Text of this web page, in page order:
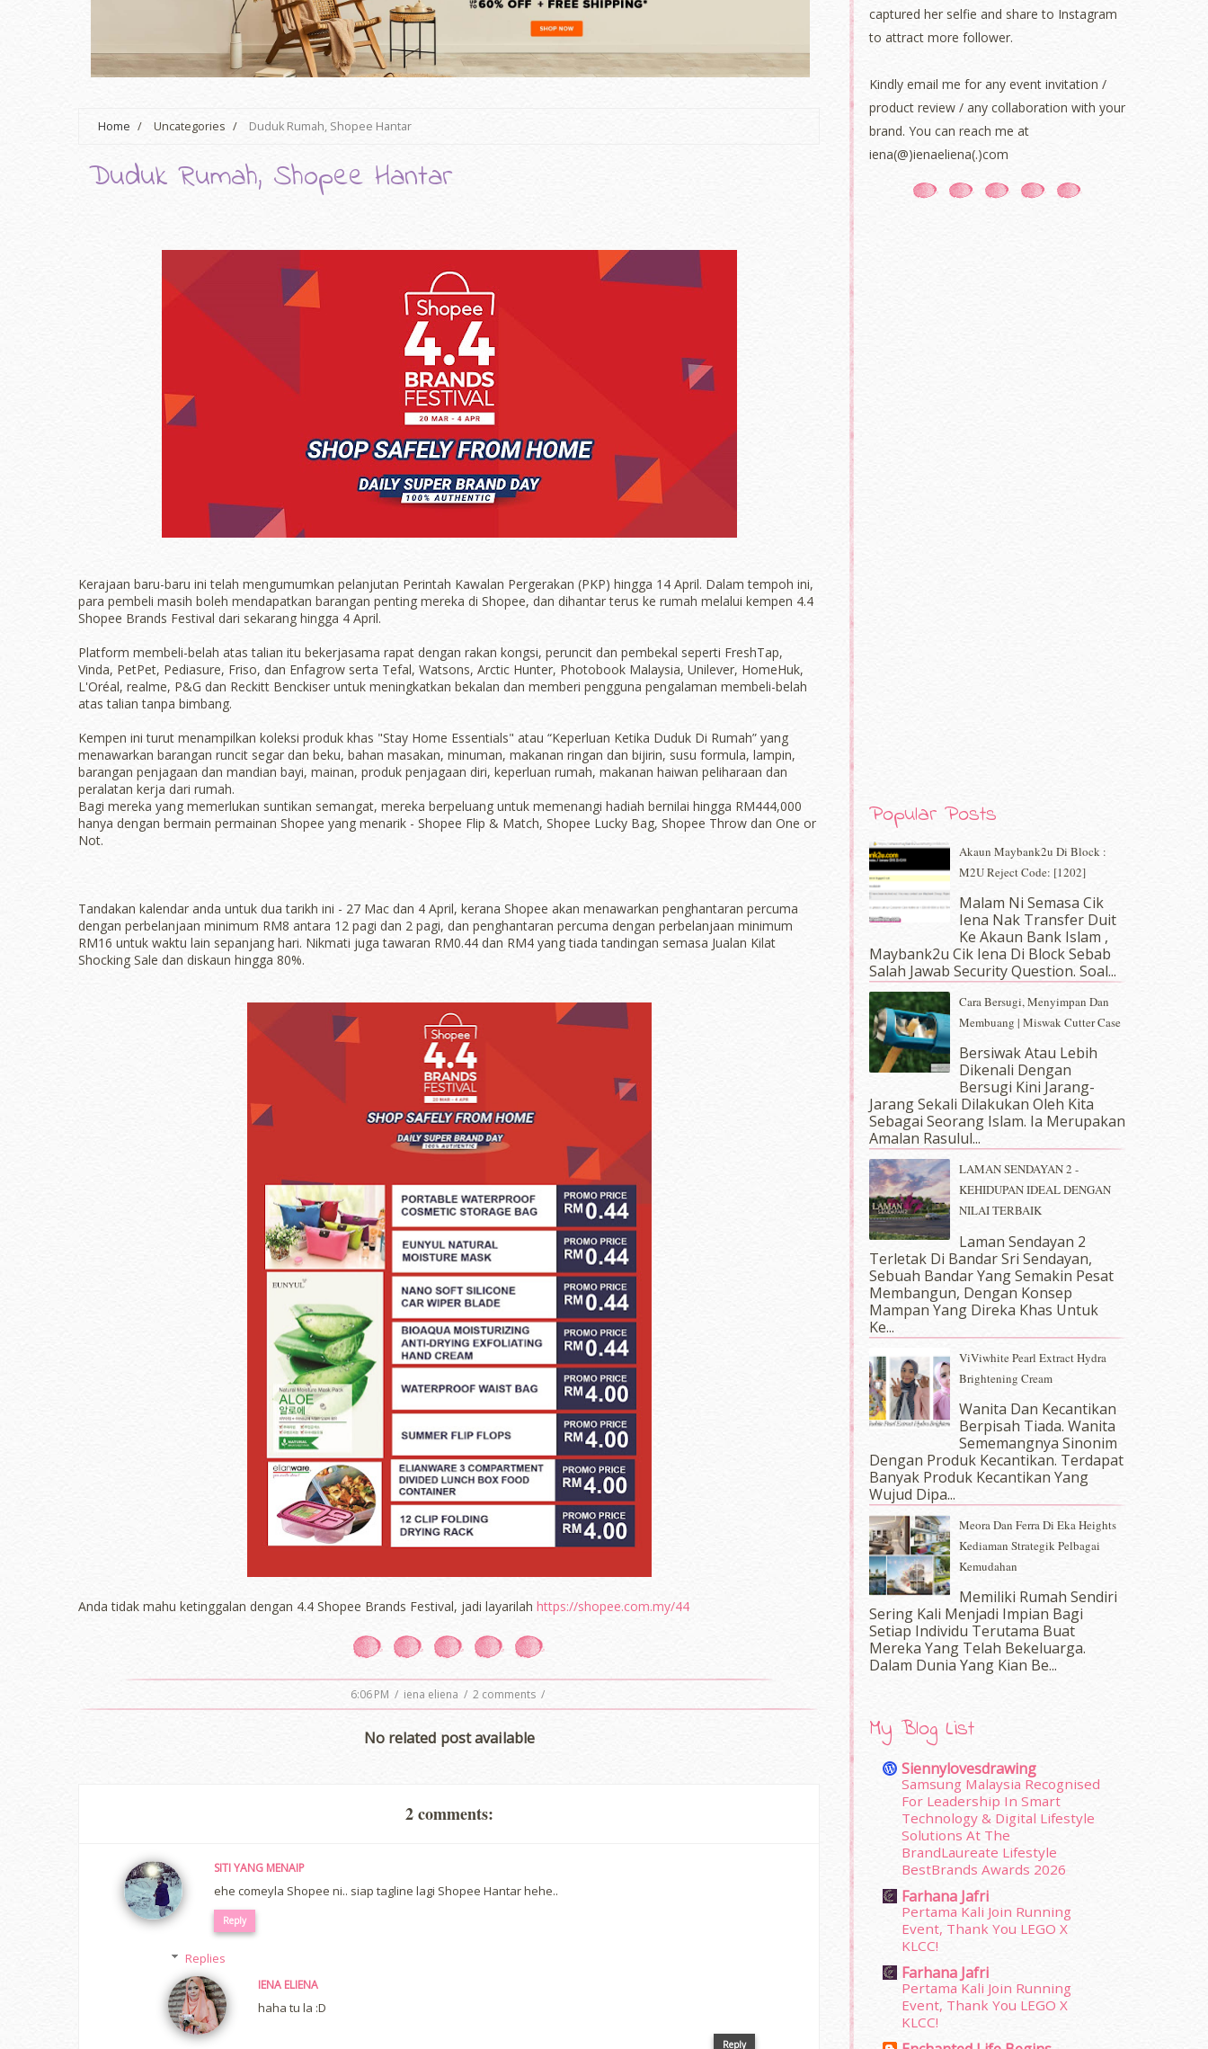
Home / Uncategories / Duduk Rumah, Shopee Hantar
Duduk Rumah, Shopee Hantar
Kerajaan baru-baru ini telah mengumumkan pelanjutan Perintah Kawalan Pergerakan (PKP) hingga 14 April. Dalam tempoh ini,
para pembeli masih boleh mendapatkan barangan penting mereka di Shopee, dan dihantar terus ke rumah melalui kempen 4.4
Shopee Brands Festival dari sekarang hingga 4 April.
Platform membeli-belah atas talian itu bekerjasama rapat dengan rakan kongsi, peruncit dan pembekal seperti FreshTap,
Vinda, PetPet, Pediasure, Friso, dan Enfagrow serta Tefal, Watsons, Arctic Hunter, Photobook Malaysia, Unilever, HomeHuk,
L'Oréal, realme, P&G dan Reckitt Benckiser untuk meningkatkan bekalan dan memberi pengguna pengalaman membeli-belah
atas talian tanpa bimbang.
Kempen ini turut menampilkan koleksi produk khas "Stay Home Essentials" atau “Keperluan Ketika Duduk Di Rumah” yang
menawarkan barangan runcit segar dan beku, bahan masakan, minuman, makanan ringan dan bijirin, susu formula, lampin,
barangan penjagaan dan mandian bayi, mainan, produk penjagaan diri, keperluan rumah, makanan haiwan peliharaan dan
peralatan kerja dari rumah.
Bagi mereka yang memerlukan suntikan semangat, mereka berpeluang untuk memenangi hadiah bernilai hingga RM444,000
hanya dengan bermain permainan Shopee yang menarik - Shopee Flip & Match, Shopee Lucky Bag, Shopee Throw dan One or
Not.
Tandakan kalendar anda untuk dua tarikh ini - 27 Mac dan 4 April, kerana Shopee akan menawarkan penghantaran percuma
dengan perbelanjaan minimum RM8 antara 12 pagi dan 2 pagi, dan penghantaran percuma dengan perbelanjaan minimum
RM16 untuk waktu lain sepanjang hari. Nikmati juga tawaran RM0.44 dan RM4 yang tiada tandingan semasa Jualan Kilat
Shocking Sale dan diskaun hingga 80%.
Anda tidak mahu ketinggalan dengan 4.4 Shopee Brands Festival, jadi layarilah https://shopee.com.my/44
6:06 PM / iena eliena / 2 comments /
No related post available
2 comments:
SITI YANG MENAIP
ehe comeyla Shopee ni.. siap tagline lagi Shopee Hantar hehe..
Reply
Replies
IENA ELIENA
haha tu la :D
Reply
captured her selfie and share to Instagram
to attract more follower.
Kindly email me for any event invitation /
product review / any collaboration with your
brand. You can reach me at
iena(@)ienaeliena(.)com
Popular Posts
Akaun Maybank2u Di Block :
M2U Reject Code: [1202]
Malam Ni Semasa Cik
Iena Nak Transfer Duit
Ke Akaun Bank Islam ,
Maybank2u Cik Iena Di Block Sebab
Salah Jawab Security Question. Soal...
Cara Bersugi, Menyimpan Dan
Membuang | Miswak Cutter Case
Bersiwak Atau Lebih
Dikenali Dengan
Bersugi Kini Jarang-
Jarang Sekali Dilakukan Oleh Kita
Sebagai Seorang Islam. Ia Merupakan
Amalan Rasulul...
LAMAN SENDAYAN 2 -
KEHIDUPAN IDEAL DENGAN
NILAI TERBAIK
Laman Sendayan 2
Terletak Di Bandar Sri Sendayan,
Sebuah Bandar Yang Semakin Pesat
Membangun, Dengan Konsep
Mampan Yang Direka Khas Untuk
Ke...
ViViwhite Pearl Extract Hydra
Brightening Cream
Wanita Dan Kecantikan
Berpisah Tiada. Wanita
Sememangnya Sinonim
Dengan Produk Kecantikan. Terdapat
Banyak Produk Kecantikan Yang
Wujud Dipa...
Meora Dan Ferra Di Eka Heights
Kediaman Strategik Pelbagai
Kemudahan
Memiliki Rumah Sendiri
Sering Kali Menjadi Impian Bagi
Setiap Individu Terutama Buat
Mereka Yang Telah Bekeluarga.
Dalam‍ Dunia Yang Kian Be...
My Blog List
Siennylovesdrawing
Samsung Malaysia Recognised
For Leadership In Smart
Technology & Digital Lifestyle
Solutions At The
BrandLaureate Lifestyle
BestBrands Awards 2026
Farhana Jafri
Pertama Kali Join Running
Event, Thank You LEGO X
KLCC!
Farhana Jafri
Pertama Kali Join Running
Event, Thank You LEGO X
KLCC!